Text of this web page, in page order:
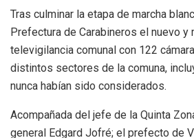
Tras culminar la etapa de marcha
Prefectura de Carabineros el nuevo
televigilancia comunal con 122
distintos sectores de la comuna,
nunca habían sido considerados.
Acompañada del jefe de la Quinta
general Edgard Jofré; el prefecto de